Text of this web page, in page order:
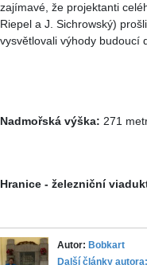
zajímavé, že projektanti
Riepel a J. Sichrowský)
vysvětlovali výhody budoucí
Nadmořská výška: 271
Hranice - železniční
Autor: Bobkart
Další články autora: